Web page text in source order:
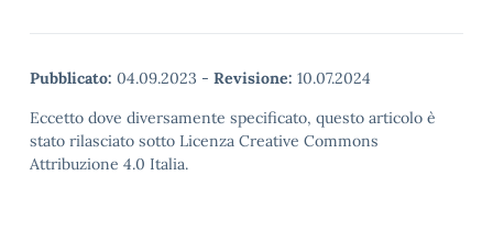
Pubblicato: 04.09.2023 - Revisione: 10.07.2024
Eccetto dove diversamente specificato, questo articolo è
stato rilasciato sotto Licenza Creative Commons
Attribuzione 4.0 Italia.